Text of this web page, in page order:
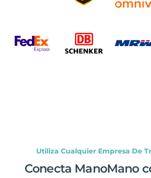
Utiliza Cualquier Empresa De
Conecta ManoMano